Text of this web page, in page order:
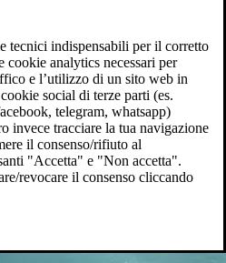
tecnici indispensabili per il corretto
analytics necessari per
e l’utilizzo di un sito web in
social di terze parti (es.
telegram, whatsapp)
invece tracciare la tua navigazione
il consenso/rifiuto al
"Accetta" e "Non accetta".
revocare il consenso cliccando